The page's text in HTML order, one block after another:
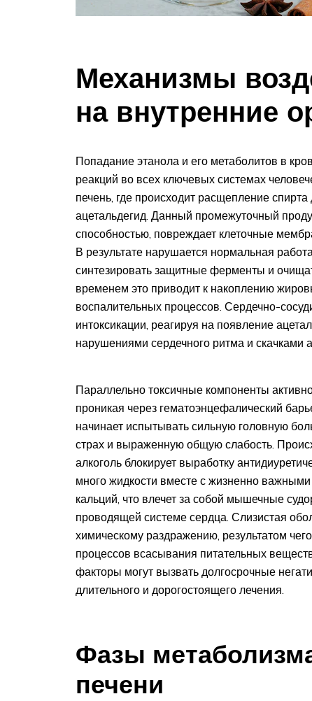
Механизмы
на внутренние
Попадание этанола и его метаболитов в
реакций во всех ключевых системах
печень, где происходит расщепление
ацетальдегид. Данный промежуточный
способностью, повреждает клеточные
В результате нарушается нормальная
синтезировать защитные ферменты и
временем это приводит к накоплению
воспалительных процессов. Сердечно-
интоксикации, реагируя на появление
нарушениями сердечного ритма и скачками
Параллельно токсичные компоненты
проникая через гематоэнцефалический
начинает испытывать сильную головную
страх и выраженную общую слабость.
алкоголь блокирует выработку
много жидкости вместе с жизненно
кальций, что влечет за собой мышечные
проводящей системе сердца. Слизистая
химическому раздражению, результатом
процессов всасывания питательных
факторы могут вызвать долгосрочные
длительного и дорогостоящего лечения.
Фазы
печени